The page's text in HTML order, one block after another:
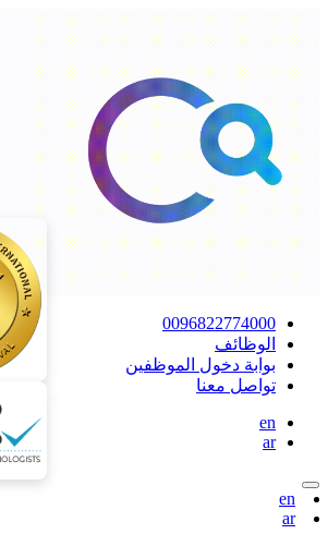
0096822774000
الوظائف
بوابة دخول الموظفين
تواصل معنا
en
ar
en
ar